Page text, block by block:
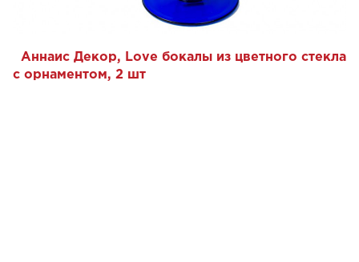
Аннаис Декор, Love бокалы из цветного стекла
с орнаментом, 2 шт